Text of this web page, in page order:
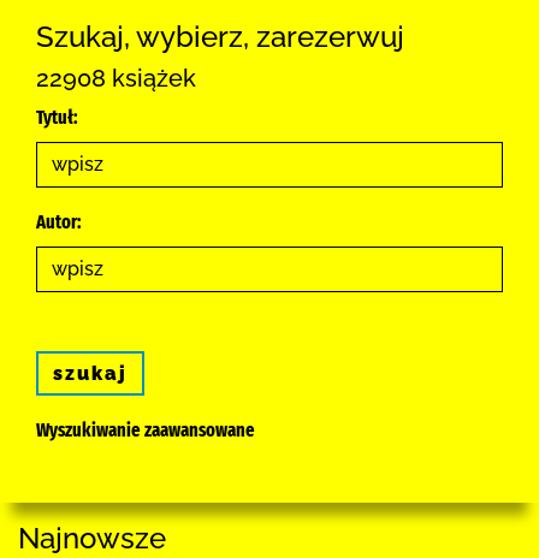
Szukaj, wybierz, zarezerwuj
22908 książek
Tytuł:
Autor:
szukaj
Wyszukiwanie zaawansowane
Najnowsze